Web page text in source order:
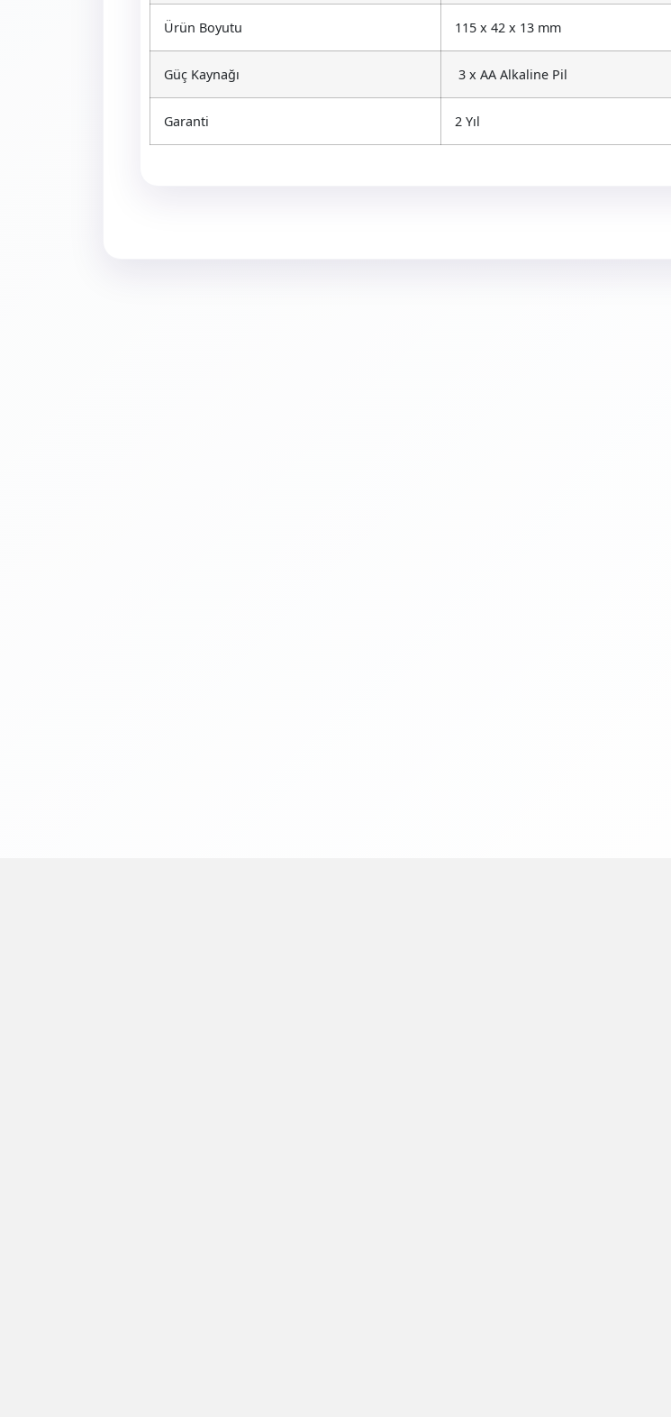
Ürün Boyutu 115 x 42 x 13 mm
Güç Kaynağı 3 x AA Alkaline Pil
Garanti 2 Yıl